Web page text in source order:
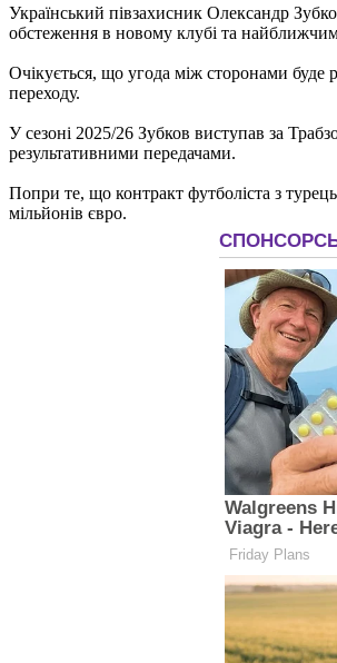
Український півзахисник Олександр
обстеження в новому клубі та
Очікується, що угода між сторонами буде
переходу.
У сезоні 2025/26 Зубков виступав за
результативними передачами.
Попри те, що контракт футболіста з
мільйонів євро.